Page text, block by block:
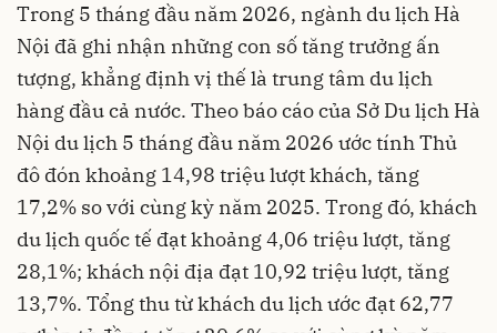
Trong 5 tháng đầu năm 2026, ngành du lịch Hà
Nội đã ghi nhận những con số tăng trưởng ấn
tượng, khẳng định vị thế là trung tâm du lịch
hàng đầu cả nước. Theo báo cáo của Sở Du lịch Hà
Nội du lịch 5 tháng đầu năm 2026 ước tính Thủ
đô đón khoảng 14,98 triệu lượt khách, tăng
17,2% so với cùng kỳ năm 2025. Trong đó, khách
du lịch quốc tế đạt khoảng 4,06 triệu lượt, tăng
28,1%; khách nội địa đạt 10,92 triệu lượt, tăng
13,7%. Tổng thu từ khách du lịch ước đạt 62,77